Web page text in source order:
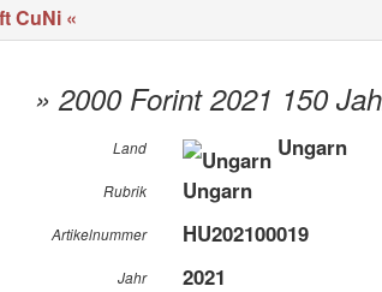
CuNi «
» 2000 Forint 2021 150
Land Ungarn
Rubrik Ungarn
Artikelnummer HU202100019
Jahr 2021